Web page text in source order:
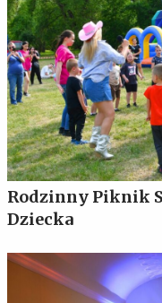
Rodzinny Piknik
Dziecka